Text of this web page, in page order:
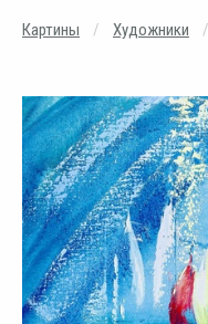
Картины Художники